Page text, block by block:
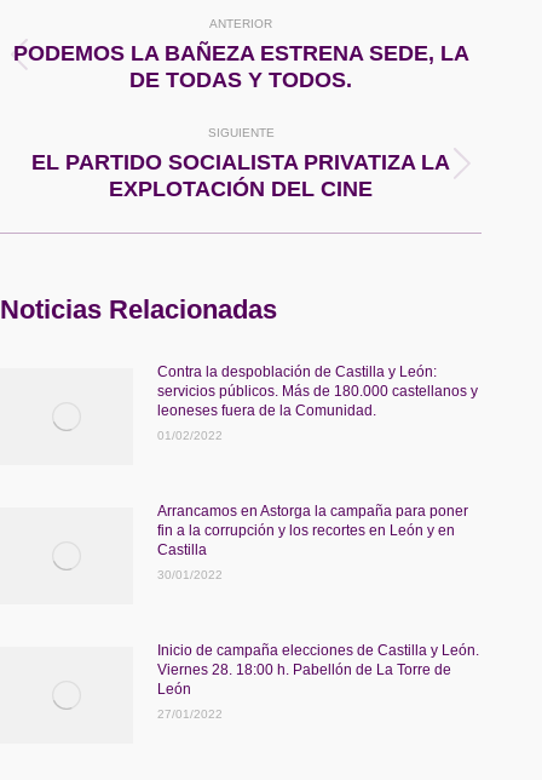
entre
ANTERIOR
Publicación
anterior:
PODEMOS LA BAÑEZA ESTRENA SEDE, LA
DE TODAS Y TODOS.
SIGUIENTE
Publicación
siguiente:
EL PARTIDO SOCIALISTA PRIVATIZA LA
EXPLOTACIÓN DEL CINE
Noticias Relacionadas
Contra la despoblación de Castilla y León:
servicios públicos. Más de 180.000 castellanos y
leoneses fuera de la Comunidad.
01/02/2022
Arrancamos en Astorga la campaña para poner
fin a la corrupción y los recortes en León y en
Castilla
30/01/2022
Inicio de campaña elecciones de Castilla y León.
Viernes 28. 18:00 h. Pabellón de La Torre de
León
27/01/2022